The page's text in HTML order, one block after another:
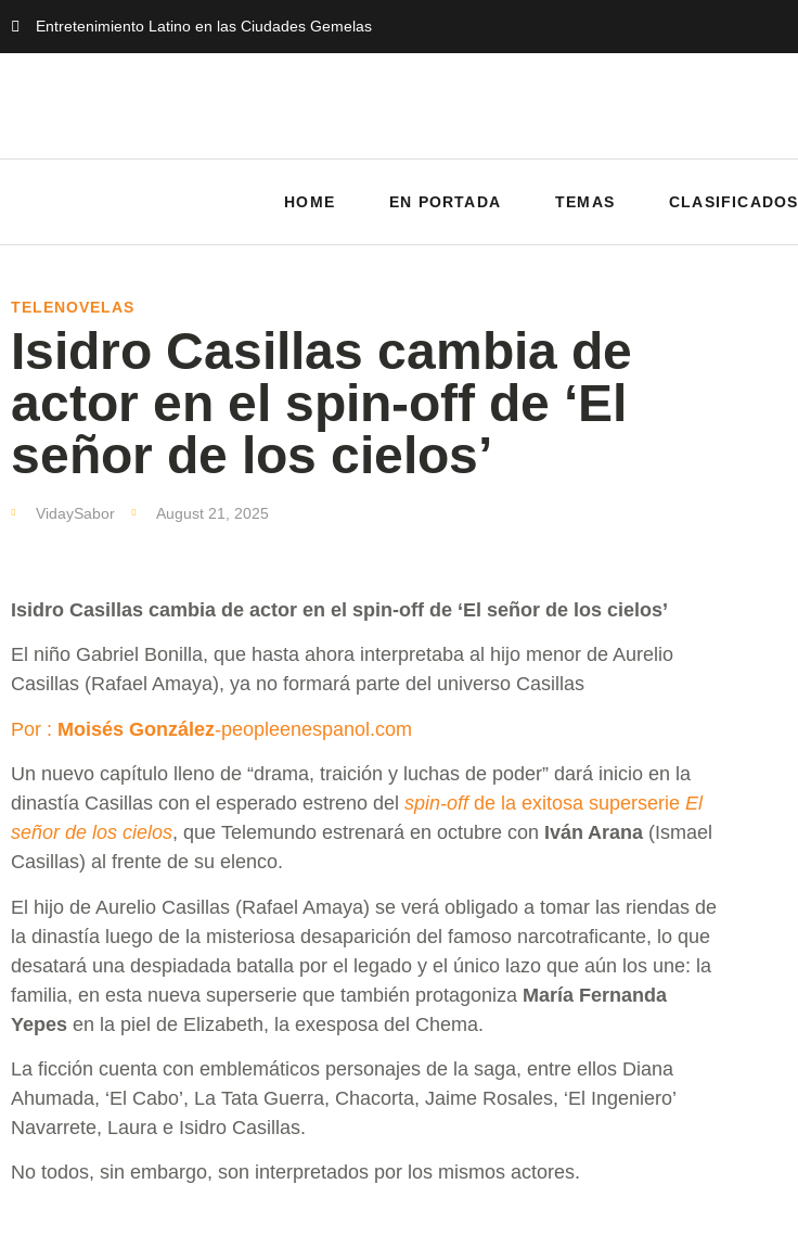
Entretenimiento Latino en las Ciudades Gemelas
HOME EN PORTADA TEMAS CLASIFICADOS
TELENOVELAS
Isidro Casillas cambia de
actor en el spin-off de ‘El
señor de los cielos’
VidaySabor August 21, 2025
Isidro Casillas cambia de actor en el spin-off de ‘El señor de los cielos’
El niño Gabriel Bonilla, que hasta ahora interpretaba al hijo menor de Aurelio
Casillas (Rafael Amaya), ya no formará parte del universo Casillas
Por : Moisés González-peopleenespanol.com
Un nuevo capítulo lleno de “drama, traición y luchas de poder” dará inicio en la
dinastía Casillas con el esperado estreno del spin-offde la exitosa superserie El
señor de los cielos, que Telemundo estrenará en octubre con Iván Arana (Ismael
Casillas) al frente de su elenco.
El hijo de Aurelio Casillas (Rafael Amaya) se verá obligado a tomar las riendas de
la dinastía luego de la misteriosa desaparición del famoso narcotraficante, lo que
desatará una despiadada batalla por el legado y el único lazo que aún los une: la
familia, en esta nueva superserie que también protagoniza María Fernanda
Yepes en la piel de Elizabeth, la exesposa del Chema.
La ficción cuenta con emblemáticos personajes de la saga, entre ellos Diana
Ahumada, ‘El Cabo’, La Tata Guerra, Chacorta, Jaime Rosales, ‘El Ingeniero’
Navarrete, Laura e Isidro Casillas.
No todos, sin embargo, son interpretados por los mismos actores.